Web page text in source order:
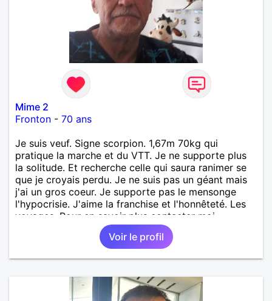
Mime 2
Fronton - 70 ans
Je suis veuf. Signe scorpion. 1,67m 70kg qui
pratique la marche et du VTT. Je ne supporte plus
la solitude. Et recherche celle qui saura ranimer se
que je croyais perdu. Je ne suis pas un géant mais
j'ai un gros coeur. Je supporte pas le mensonge
l'hypocrisie. J'aime la franchise et l'honnêteté. Les
voyages. Pour en savoir plus contacter moi.
Voir le profil